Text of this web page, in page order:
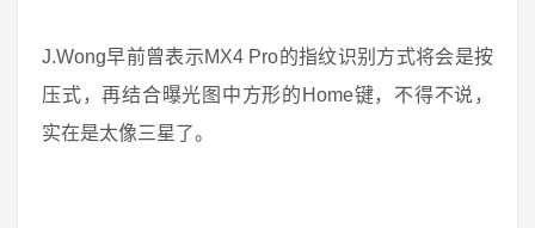
J.Wong早前曾表示MX4 Pro的指纹识别方式将会是按
压式，再结合曝光图中方形的Home键，不得不说，
实在是太像三星了。